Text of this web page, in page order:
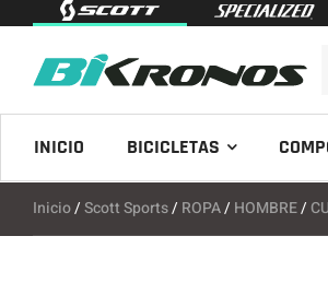
INICIO BICICLETAS
Inicio/Scott Sports/ ROPA/ HOMBRE/